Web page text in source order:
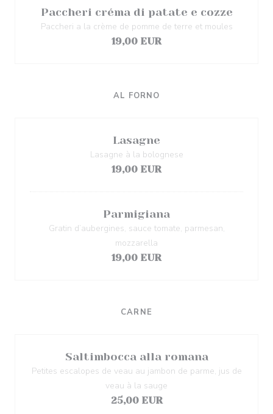
Paccheri créma di patate e cozze
Paccheri a la crème de pomme de terre et moules
19,00 EUR
AL FORNO
Lasagne
Lasagne à la bolognese
19,00 EUR
Parmigiana
Gratin d’aubergines, sauce tomate, parmesan,
mozzarella
19,00 EUR
CARNE
Saltimbocca alla romana
Petites escalopes de veau au jambon de parme, jus de
veau à la sauge
25,00 EUR